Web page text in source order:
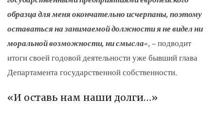
образца для меня окончательно исчерпаны, поэтому
оставаться на занимаемой должности я не видел ни
моральной возможности, ни смысла«, – подводит
итоги своей годовой деятельности уже бывший глава
Департамента государственной собственности.
«И оставь нам наши долги…»